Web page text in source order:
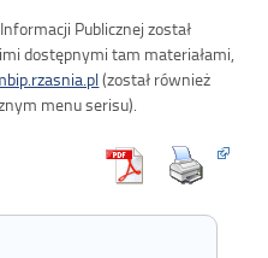
Publicznej został
dostępnymi tam materiałami,
(został również
menu serisu).